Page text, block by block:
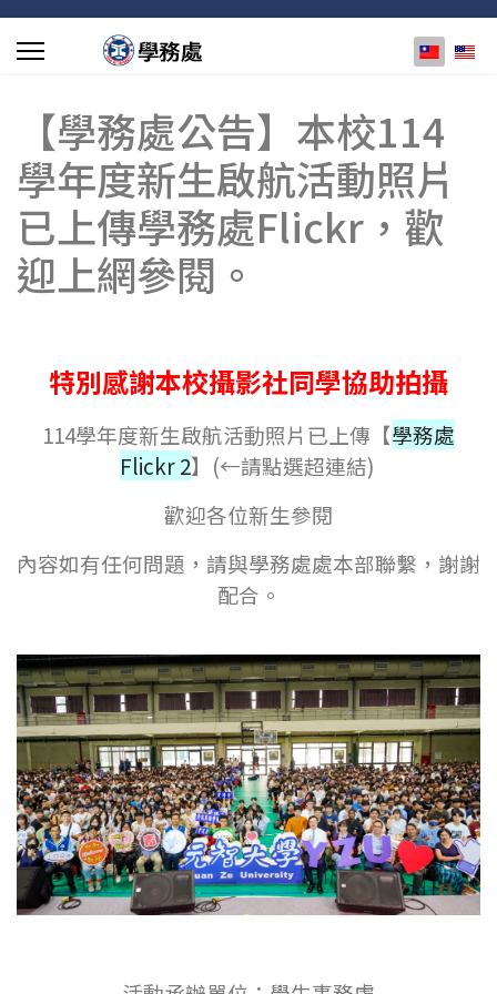
選擇你的
【學務處公告】本校114
學年度新生啟航活動照片
已上傳學務處Flickr，歡
迎上網參閱。
特別感謝本校攝影社同學協助拍攝
114學年度新生啟航活動照片已上傳【學務處
Flickr 2】(←請點選超連結)
歡迎各位新生參閱
內容如有任何問題，請與學務處處本部聯繫，謝謝
配合。